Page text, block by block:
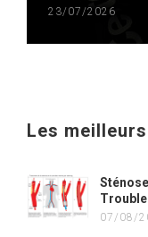
23/07/2026
Les
07/08/